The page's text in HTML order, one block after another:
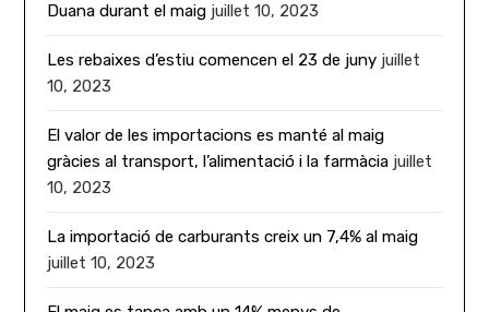
Duana durant el maig juillet 10, 2023
Les rebaixes d’estiu comencen el 23 de juny juillet
10, 2023
El valor de les importacions es manté al maig
gràcies al transport, l’alimentació i la farmàcia juillet
10, 2023
La importació de carburants creix un 7,4% al maig
juillet 10, 2023